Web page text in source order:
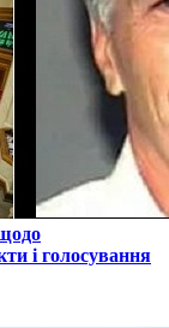
і голосування